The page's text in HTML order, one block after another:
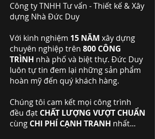
Công ty TNHH Tư vấn - Thiết kế & Xây
dựng Nhà Đức Duy
Với kinh nghiệm 15 NĂM xây dựng
chuyên nghiệp trên 800 CÔNG
TRÌNH nhà phố và biệt thự. Đức Duy
luôn tự tin đem lại những sản phẩm
hoàn mỹ đến quý khách hàng.
Chúng tôi cam kết mọi công trình
đều đạt CHẤT LƯỢNG VƯỢT CHUẨN
cùng CHI PHÍ CẠNH TRANH nhất...